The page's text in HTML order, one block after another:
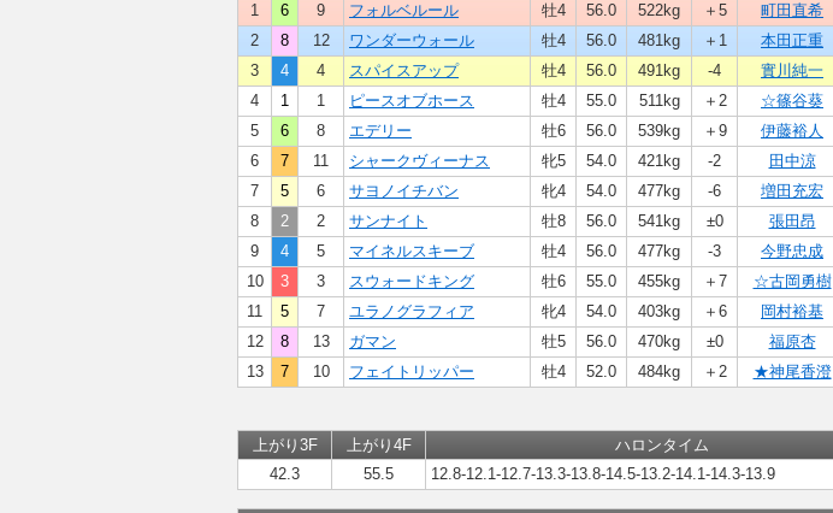
1
6 9 フォルベルール 牡4 56.0 522kg ＋5 町田直希
2
8 12 ワンダーウォール 牡4 56.0 481kg ＋1 本田正重
3
4 4 スパイスアップ 牡4 56.0 491kg -4 實川純一
4
1 1 ピースオブホース 牡4 55.0 511kg ＋2 ☆篠谷葵
5
6 8 エデリー 牡6 56.0 539kg ＋9 伊藤裕人
6
7 11 シャークヴィーナス 牝5 54.0 421kg -2 田中涼
7
5 6 サヨノイチバン 牝4 54.0 477kg -6 増田充宏
8
2 2 サンナイト 牡8 56.0 541kg ±0 張田昂
9
4 5 マイネルスキーブ 牡4 56.0 477kg -3 今野忠成
10
3 3 スウォードキング 牡6 55.0 455kg ＋7 ☆古岡勇樹
11
5 7 ユラノグラフィア 牝4 54.0 403kg ＋6 岡村裕基
12
8 13 ガマン 牡5 56.0 470kg ±0 福原杏
13
7 10 フェイトリッパー 牡4 52.0 484kg ＋2 ★神尾香澄
上がり3F 上がり4F
ハロンタイム
42.3
55.5 12.8-12.1-12.7-13.3-13.8-14.5-13.2-14.1-14.3-13.9